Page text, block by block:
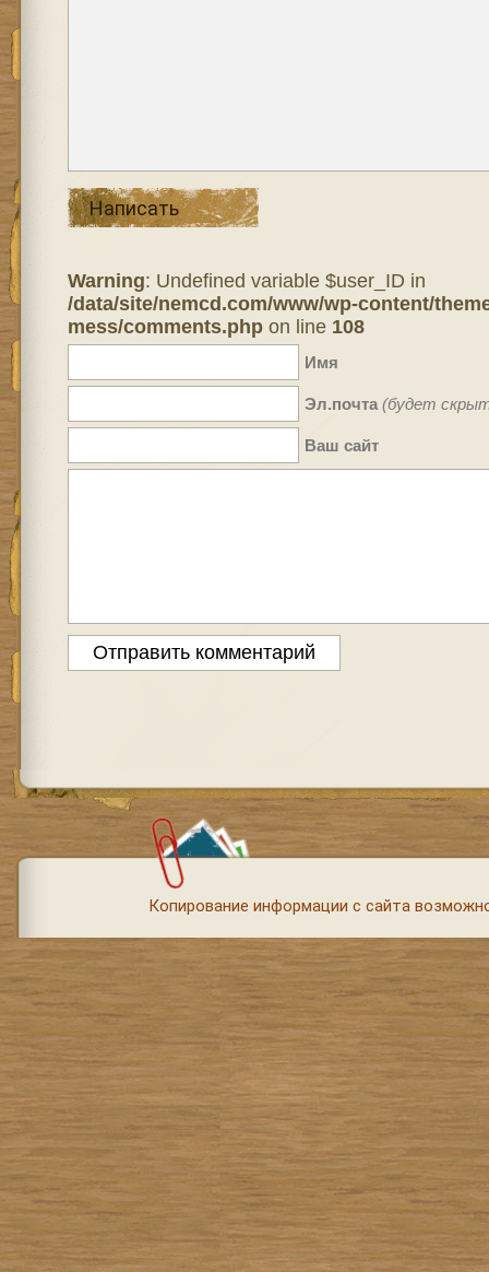
Написать
Warning: Undefined variable $user_ID in
/data/site/nemcd.com/www/wp-content/
mess/comments.phpon line 108
Имя
Эл.почта (будет
Ваш сайт
Копирование информации с сайта